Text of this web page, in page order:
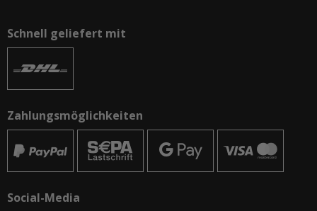
Schnell geliefert mit
Zahlungsmöglichkeiten
Social-Media